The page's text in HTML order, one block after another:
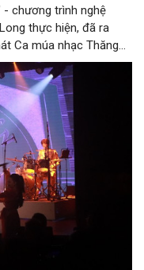
- chương trình nghệ
thực hiện, đã ra
Ca múa nhạc Thăng
Hoàn Kiếm).